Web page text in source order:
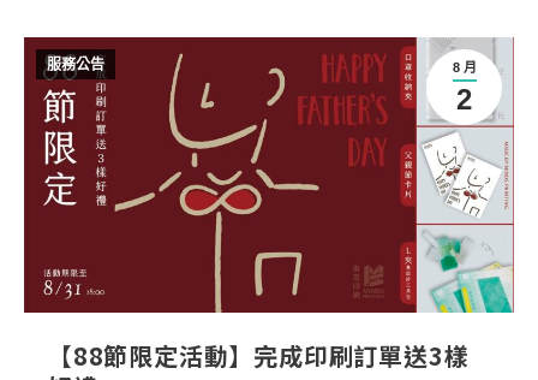
8 月
2
服務公告
【88節限定活動】完成印刷訂單送3樣